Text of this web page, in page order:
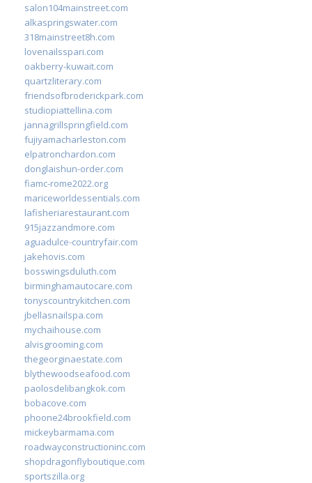
salon104mainstreet.com
alkaspringswater.com
318mainstreet8h.com
lovenailsspari.com
oakberry-kuwait.com
quartzliterary.com
friendsofbroderickpark.com
studiopiattellina.com
jannagrillspringfield.com
fujiyamacharleston.com
elpatronchardon.com
donglaishun-order.com
fiamc-rome2022.org
mariceworldessentials.com
lafisheriarestaurant.com
915jazzandmore.com
aguadulce-countryfair.com
jakehovis.com
bosswingsduluth.com
birminghamautocare.com
tonyscountrykitchen.com
jbellasnailspa.com
mychaihouse.com
alvisgrooming.com
thegeorginaestate.com
blythewoodseafood.com
paolosdelibangkok.com
bobacove.com
phoone24brookfield.com
mickeybarmama.com
roadwayconstructioninc.com
shopdragonflyboutique.com
sportszilla.org